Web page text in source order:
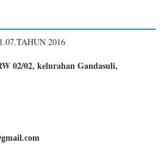
2016
02/02, kelurahan Gandasuli,